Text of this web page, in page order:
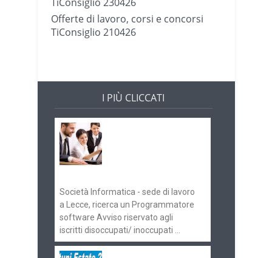
Offerte di lavoro, corsi e concorsi
TiConsiglio 210426
I PIÙ CLICCATI
Società Informatica - sede di lavoro
a Lecce, ricerca un Programmatore
software Avviso riservato agli
iscritti disoccupati/ inoccupati ...